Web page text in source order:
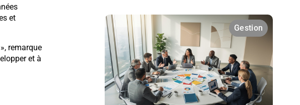
et
remarque
et à
Gestion